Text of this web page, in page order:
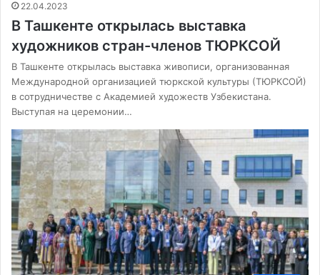
22.04.2023
В Ташкенте открылась выставка
художников стран-членов ТЮРКСОЙ
В Ташкенте открылась выставка живописи, организованная
Международной организацией тюркской культуры (ТЮРКСОЙ)
в сотрудничестве с Академией художеств Узбекистана.
Выступая на церемонии…